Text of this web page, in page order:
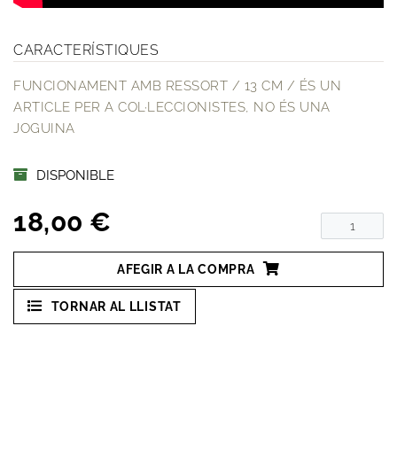
CARACTERÍSTIQUES
FUNCIONAMENT AMB RESSORT / 13 CM / ÉS UN
ARTICLE PER A COL·LECCIONISTES, NO ÉS UNA
JOGUINA
DISPONIBLE
18,00 €
AFEGIR A LA COMPRA
TORNAR AL LLISTAT